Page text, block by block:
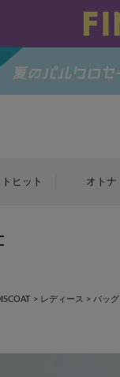
ヒット オトナ
> レディース > バッグ